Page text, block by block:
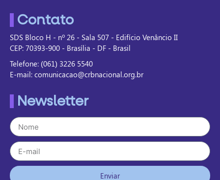
Contato
SDS Bloco H - nº 26 - Sala 507 - Edifício Venâncio II
CEP: 70393-900 - Brasília - DF - Brasil
Telefone: (061) 3226 5540
E-mail: comunicacao@crbnacional.org.br
Newsletter
Enviar